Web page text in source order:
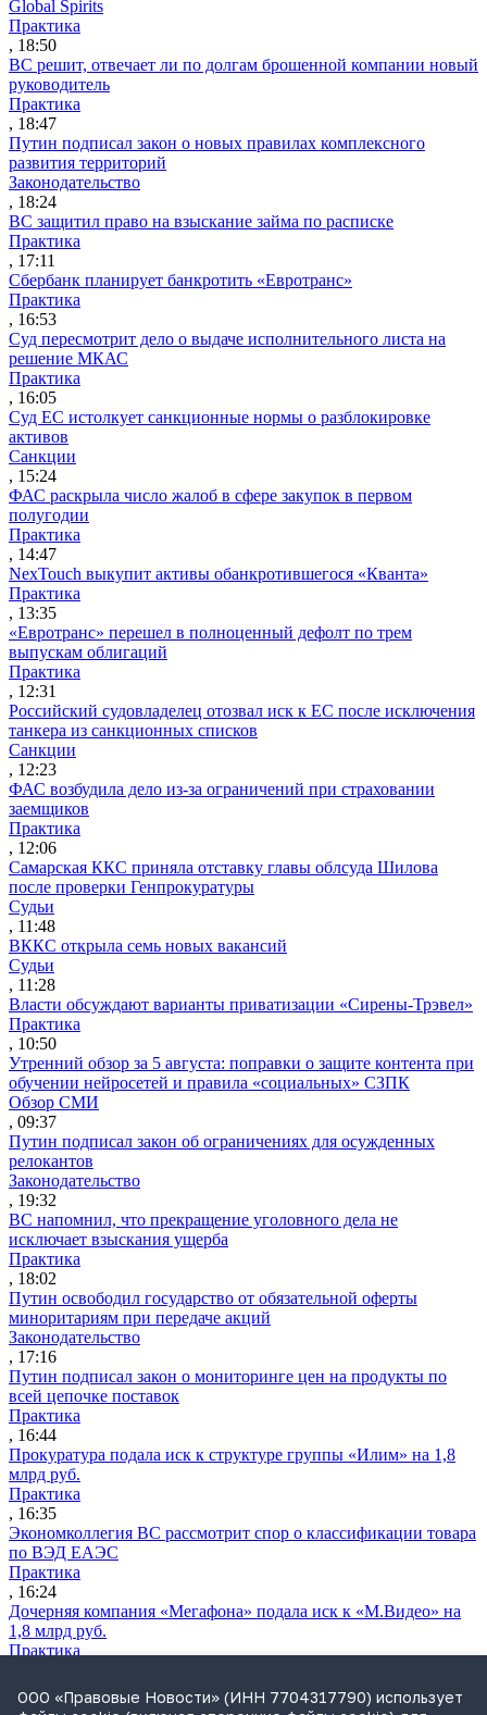
Global Spirits
Практика
, 18:50
ВС решит, отвечает ли по долгам брошенной компании новый
руководитель
Практика
, 18:47
Путин подписал закон о новых правилах комплексного
развития территорий
Законодательство
, 18:24
ВС защитил право на взыскание займа по расписке
Практика
, 17:11
Сбербанк планирует банкротить «Евротранс»
Практика
, 16:53
Суд пересмотрит дело о выдаче исполнительного листа на
решение МКАС
Практика
, 16:05
Суд ЕС истолкует санкционные нормы о разблокировке
активов
Санкции
, 15:24
ФАС раскрыла число жалоб в сфере закупок в первом
полугодии
Практика
, 14:47
NexTouch выкупит активы обанкротившегося «Кванта»
Практика
, 13:35
«Евротранс» перешел в полноценный дефолт по трем
выпускам облигаций
Практика
, 12:31
Российский судовладелец отозвал иск к ЕС после исключения
танкера из санкционных списков
Санкции
, 12:23
ФАС возбудила дело из-за ограничений при страховании
заемщиков
Практика
, 12:06
Самарская ККС приняла отставку главы облсуда Шилова
после проверки Генпрокуратуры
Судьи
, 11:48
ВККС открыла семь новых вакансий
Судьи
, 11:28
Власти обсуждают варианты приватизации «Сирены-Трэвел»
Практика
, 10:50
Утренний обзор за 5 августа: поправки о защите контента при
обучении нейросетей и правила «социальных» СЗПК
Обзор СМИ
, 09:37
Путин подписал закон об ограничениях для осужденных
релокантов
Законодательство
, 19:32
ВС напомнил, что прекращение уголовного дела не
исключает взыскания ущерба
Практика
, 18:02
Путин освободил государство от обязательной оферты
миноритариям при передаче акций
Законодательство
, 17:16
Путин подписал закон о мониторинге цен на продукты по
всей цепочке поставок
Практика
, 16:44
Прокуратура подала иск к структуре группы «Илим» на 1,8
млрд руб.
Практика
, 16:35
Экономколлегия ВС рассмотрит спор о классификации товара
по ВЭД ЕАЭС
Практика
, 16:24
Дочерняя компания «Мегафона» подала иск к «М.Видео» на
1,8 млрд руб.
Практика
СИП проверит отмену патента на систему управления
устройствами после возражений «Яндекса»
ООО «Правовые Новости» (ИНН 7704317790) использует